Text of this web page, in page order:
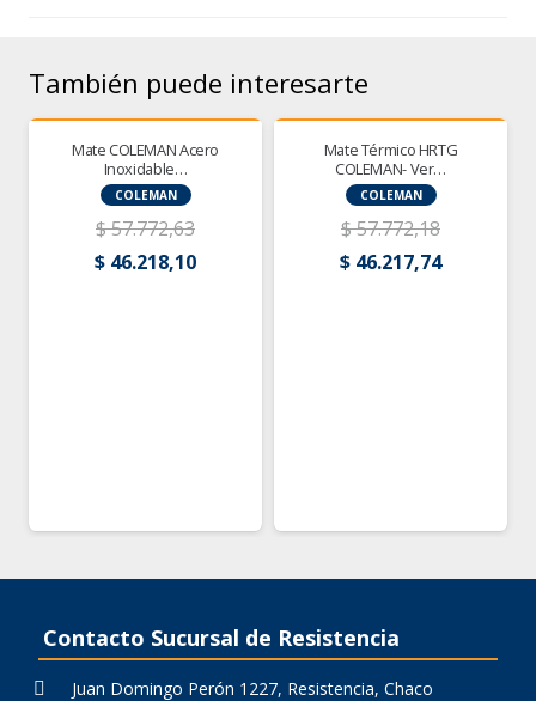
También puede interesarte
¡OFERTA!
Mate COLEMAN Acero
Inoxidable…
COLEMAN
$57.772,63
El
$ 46.218,10El
¡OFERTA!
Mate Térmico HRTG
COLEMAN- Ver…
COLEMAN
$57.772,18
El
$ 46.217,74El
Contacto Sucursal de Resistencia
Juan Domingo Perón 1227, Resistencia, Chaco